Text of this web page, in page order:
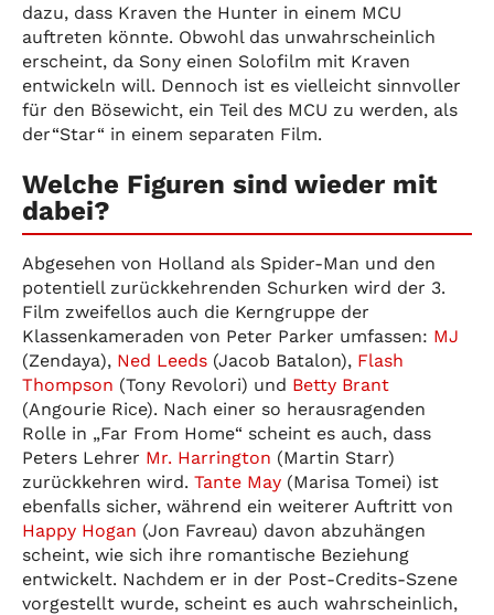
dazu, dass Kraven the Hunter in einem MCU
auftreten könnte. Obwohl das unwahrscheinlich
erscheint, da Sony einen Solofilm mit Kraven
entwickeln will. Dennoch ist es vielleicht sinnvoller
für den Bösewicht, ein Teil des MCU zu werden, als
der“Star“ in einem separaten Film.
Welche Figuren sind wieder mit
dabei?
Abgesehen von Holland als Spider-Man und den
potentiell zurückkehrenden Schurken wird der 3.
Film zweifellos auch die Kerngruppe der
Klassenkameraden von Peter Parker umfassen: MJ
(Zendaya), Ned Leeds (Jacob Batalon), Flash
Thompson (Tony Revolori) und Betty Brant
(Angourie Rice). Nach einer so herausragenden
Rolle in „Far From Home“ scheint es auch, dass
Peters Lehrer Mr. Harrington (Martin Starr)
zurückkehren wird. Tante May (Marisa Tomei) ist
ebenfalls sicher, während ein weiterer Auftritt von
Happy Hogan (Jon Favreau) davon abzuhängen
scheint, wie sich ihre romantische Beziehung
entwickelt. Nachdem er in der Post-Credits-Szene
vorgestellt wurde, scheint es auch wahrscheinlich,